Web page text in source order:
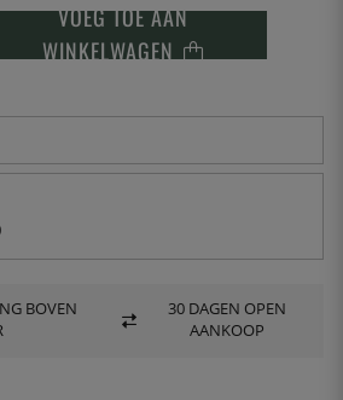
VOEG TOE AAN
WINKELWAGEN
BOVEN
30 DAGEN OPEN
AANKOOP